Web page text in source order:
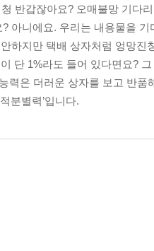
반갑잖아요? 오매불망 기다
아니에요. 우리는 내용물을
하지만 택배 상자처럼 엉망
단 1%라도 들어 있다면요?
력은 더러운 상자를 보고 반품
분별력’입니다.